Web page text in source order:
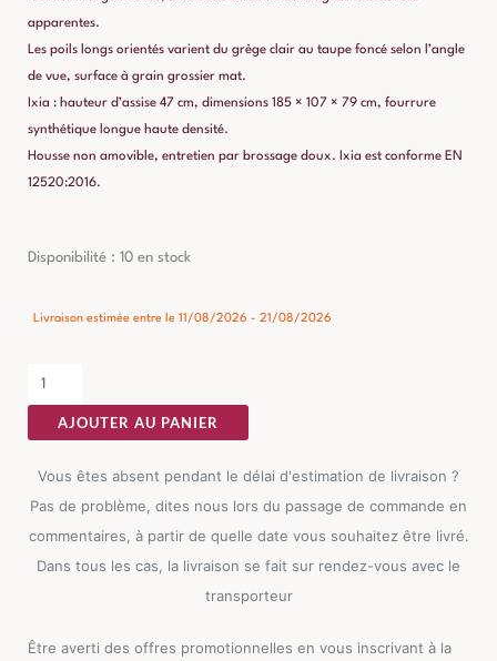
apparentes.
Les poils longs orientés varient du grège clair au taupe foncé selon l’angle
de vue, surface à grain grossier mat.
Ixia : hauteur d’assise 47 cm, dimensions 185 × 107 × 79 cm, fourrure
synthétique longue haute densité.
Housse non amovible, entretien par brossage doux. Ixia est conforme EN
12520:2016.
Disponibilité : 10 en stock
Livraison estimée entre le 11/08/2026 - 21/08/2026
quantité
Canapé
Places
Taupe
Étoffe
AJOUTER AU PANIER
Vous êtes absent pendant le délai d'estimation de livraison ?
Pas de problème, dites nous lors du passage de commande en
commentaires, à partir de quelle date vous souhaitez être livré.
Dans tous les cas, la livraison se fait sur rendez-vous avec le
transporteur
Être averti des offres promotionnelles en vous inscrivant à la